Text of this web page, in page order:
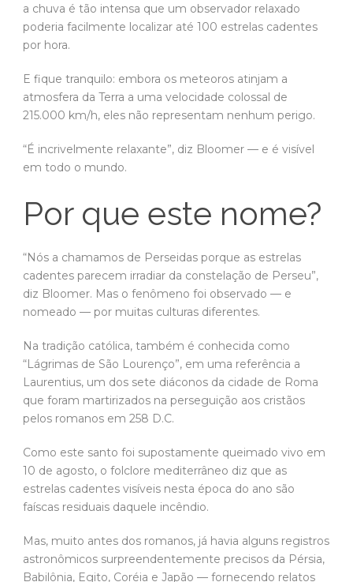
a chuva é tão intensa que um observador relaxado
poderia facilmente localizar até 100 estrelas cadentes
por hora.
E fique tranquilo: embora os meteoros atinjam a
atmosfera da Terra a uma velocidade colossal de
215.000 km/h, eles não representam nenhum perigo.
“É incrivelmente relaxante”, diz Bloomer — e é visível
em todo o mundo.
Por que este nome?
“Nós a chamamos de Perseidas porque as estrelas
cadentes parecem irradiar da constelação de Perseu”,
diz Bloomer. Mas o fenômeno foi observado — e
nomeado — por muitas culturas diferentes.
Na tradição católica, também é conhecida como
“Lágrimas de São Lourenço”, em uma referência a
Laurentius, um dos sete diáconos da cidade de Roma
que foram martirizados na perseguição aos cristãos
pelos romanos em 258 D.C.
Como este santo foi supostamente queimado vivo em
10 de agosto, o folclore mediterrâneo diz que as
estrelas cadentes visíveis nesta época do ano são
faíscas residuais daquele incêndio.
Mas, muito antes dos romanos, já havia alguns registros
astronômicos surpreendentemente precisos da Pérsia,
Babilônia, Egito, Coréia e Japão — fornecendo relatos